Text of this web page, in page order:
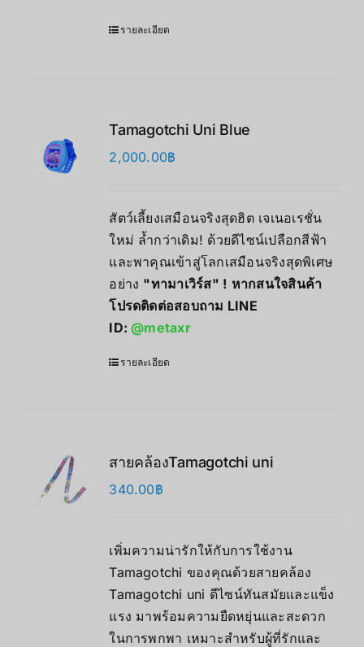
รายละเอียด
Tamagotchi Uni Blue
2,000.00฿
สัตว์เลี้ยงเสมือนจริงสุดฮิต เจเนอเรชั่น
ใหม่ ล้ำกว่าเดิม! ด้วยดีไซน์เปลือกสีฟ้า
และพาคุณเข้าสู่โลกเสมือนจริงสุดพิเศษ
อย่าง "ทามาเวิร์ส" ! หากสนใจสินค้า
โปรดติดต่อสอบถาม LINE
ID:@metaxr
รายละเอียด
สายคล้องTamagotchi uni
340.00฿
เพิ่มความน่ารักให้กับการใช้งาน
Tamagotchi ของคุณด้วยสายคล้อง
Tamagotchi uni ดีไซน์ทันสมัยและแข็ง
แรง มาพร้อมความยืดหยุ่นและสะดวก
ในการพกพา เหมาะสำหรับผู้ที่รักและ